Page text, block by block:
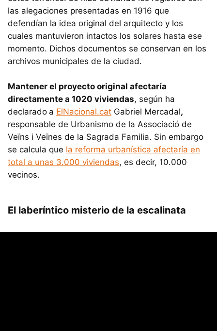
las alegaciones presentadas en 1916 que
defendían la idea original del arquitecto y los
cuales mantuvieron intactos los solares hasta ese
momento. Dichos documentos se conservan en los
archivos municipales de la ciudad.
Mantener el proyecto original afectaría
directamente a 1020 viviendas, según ha
declarado a ElNacional.cat Gabriel Mercadal,
responsable de Urbanismo de la Associació de
Veïns i Veïnes de la Sagrada Familia. Sin embargo
se calcula que la reforma urbanística afectaría en
total a unas 3.000 viviendas, es decir, 10.000
vecinos.
El laberíntico misterio de la escalinata